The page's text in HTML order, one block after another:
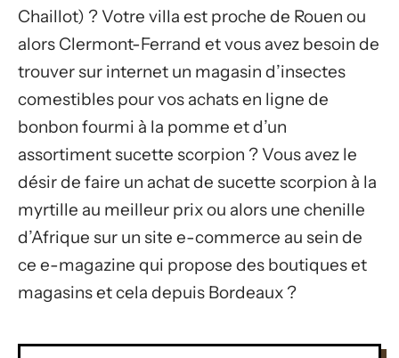
Chaillot) ? Votre villa est proche de Rouen ou
alors Clermont-Ferrand et vous avez besoin de
trouver sur internet un magasin d’insectes
comestibles pour vos achats en ligne de
bonbon fourmi à la pomme et d’un
assortiment sucette scorpion ? Vous avez le
désir de faire un achat de sucette scorpion à la
myrtille au meilleur prix ou alors une chenille
d’Afrique sur un site e-commerce au sein de
ce e-magazine qui propose des boutiques et
magasins et cela depuis Bordeaux ?